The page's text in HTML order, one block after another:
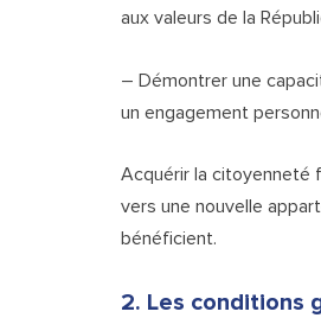
aux valeurs de la
– Démontrer une
un engagement
Acquérir la citoyenneté
vers une nouvelle
bénéficient.
2. Les conditions